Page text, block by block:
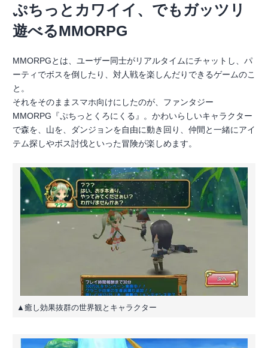
ぷちっとカワイイ、でもガッツリ
遊べるMMORPG
MMORPGとは、ユーザー同士がリアルタイムにチャットし、パ
ーティでボスを倒したり、対人戦を楽しんだりできるゲームのこ
と。
それをそのままスマホ向けにしたのが、ファンタジー
MMORPG『ぷちっとくろにくる』。かわいらしいキャラクター
で森を、山を、ダンジョンを自由に動き回り、仲間と一緒にアイ
テム探しやボス討伐といった冒険が楽しめます。
▲癒し効果抜群の世界観とキャラクター